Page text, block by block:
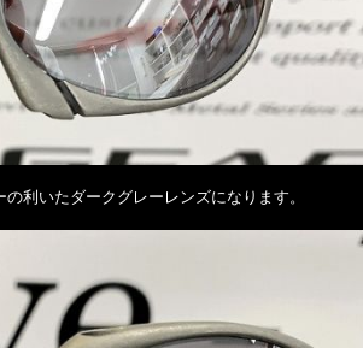
利いたダークグレーレンズになります。